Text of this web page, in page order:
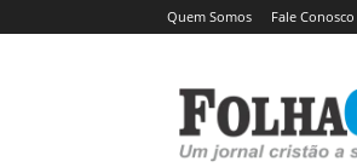
Quem Somos Fale Conosco